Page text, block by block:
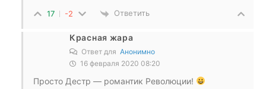
17 -2 Ответить
Красная жара
Ответ для Анонимно
16 февраля 2020 08:20
Просто Дестр — романтик Революции!